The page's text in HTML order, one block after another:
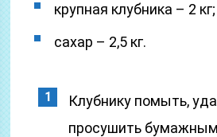
крупная клубника – 2 кг;
сахар – 2,5 кг.
Клубнику помыть,
просушить